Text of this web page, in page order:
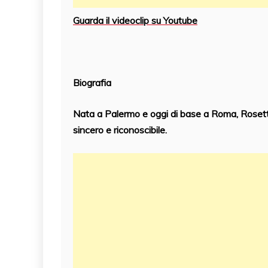
Guarda il videoclip su Youtube
Biografia
Nata a Palermo e oggi di base a Roma,
sincero e riconoscibile.